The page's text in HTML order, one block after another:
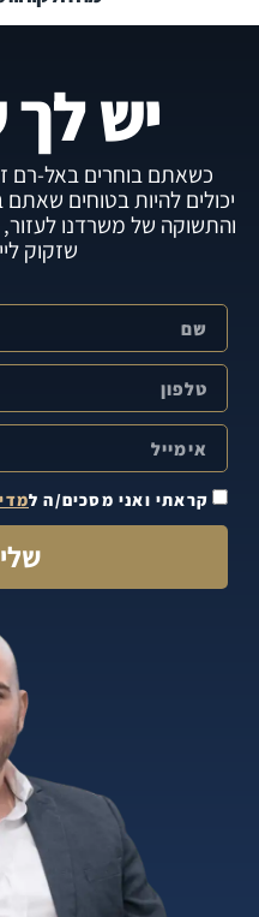
יש
כשאתם בוחרים באל-רם
יכולים להיות בטוחים שאתם
והתשוקה של משרדנו
שזקוק
קראתי ואני מסכים/ה ל